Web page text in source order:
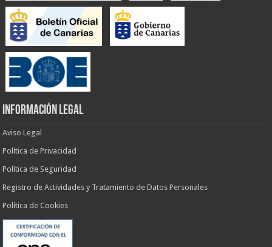
INFORMACIÓN LEGAL
Aviso Legal
Política de Privacidad
Política de Seguridad
Registro de Actividades y Tratamiento de Datos Personales
Política de Cookies